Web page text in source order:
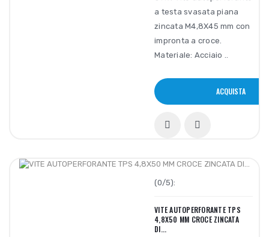
a testa svasata piana
zincata M4,8X45 mm con
impronta a croce.
Materiale: Acciaio ..
ACQUISTA
(0/5):
VITE AUTOPERFORANTE TPS
4,8X50 MM CROCE ZINCATA
DI...